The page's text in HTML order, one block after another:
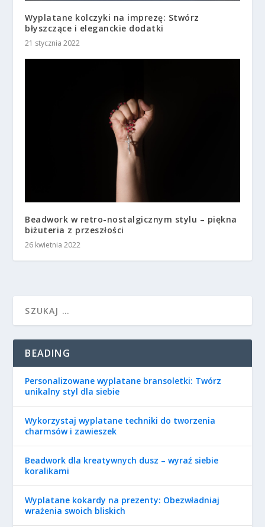
Wyplatane kolczyki na imprezę: Stwórz
błyszczące i eleganckie dodatki
21 stycznia 2022
Beadwork w retro-nostalgicznym stylu – piękna
biżuteria z przeszłości
26 kwietnia 2022
BEADING
Personalizowane wyplatane bransoletki: Twórz
unikalny styl dla siebie
Wykorzystaj wyplatane techniki do tworzenia
charmsów i zawieszek
Beadwork dla kreatywnych dusz – wyraź siebie
koralikami
Wyplatane kokardy na prezenty: Obezwładniaj
wrażenia swoich bliskich